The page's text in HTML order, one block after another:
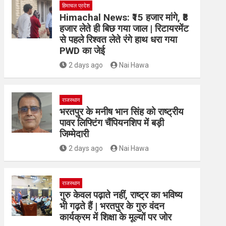
हिमाचल प्रदेश
Himachal News: ₹15 हजार मांगे, ₹8
हजार लेते ही बिछ गया जाल | रिटायरमेंट
से पहले रिश्वत लेते रंगे हाथ धरा गया
PWD का जेई
2 days ago Nai Hawa
राजस्थान
भरतपुर के मनीष भान सिंह को राष्ट्रीय
पावर लिफ्टिंग चैंपियनशिप में बड़ी
जिम्मेदारी
2 days ago Nai Hawa
राजस्थान
गुरु केवल पढ़ाते नहीं, राष्ट्र का भविष्य
भी गढ़ते हैं | भरतपुर के गुरु वंदन
कार्यक्रम में शिक्षा के मूल्यों पर जोर